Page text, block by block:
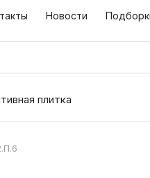
Новости
плитка